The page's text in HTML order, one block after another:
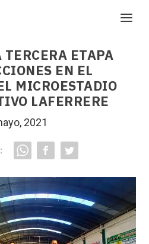
ETAPA
EN EL
MICROESTADIO
LAFERRERE
2021